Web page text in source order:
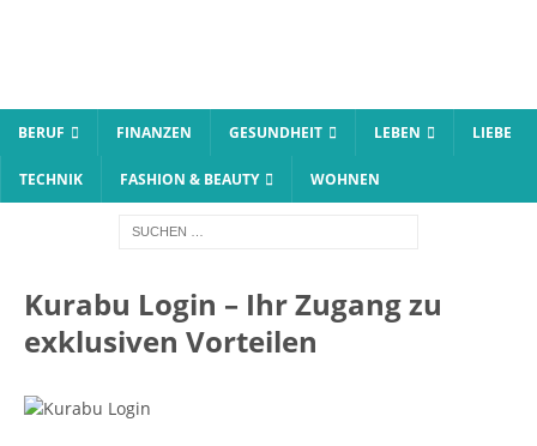
BERUF FINANZEN GESUNDHEIT LEBEN LIEBE
TECHNIK FASHION & BEAUTY WOHNEN
Kurabu Login – Ihr Zugang zu
exklusiven Vorteilen